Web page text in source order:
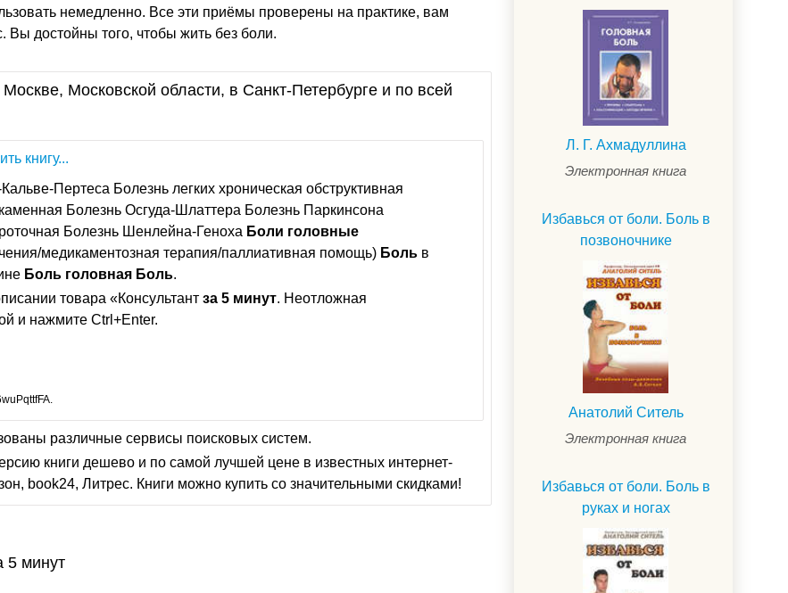
немедленно. Все эти приёмы проверены на практике, вам
достойны того, чтобы жить без боли.
Московской области, в Санкт-Петербурге и по всей
книгу...
Пертеса Болезнь легких хроническая обструктивная
Болезнь Осгуда-Шлаттера Болезнь Паркинсона
Болезнь Шенлейна-Геноха Боли головные
медикаментозная терапия/паллиативная помощь) Боль в
Боль головная Боль.
товара «Консультант за 5 минут. Неотложная
и нажмите Ctrl+Enter.
различные сервисы поисковых систем.
книги дешево и по самой лучшей цене в известных интернет-
book24, Литрес. Книги можно купить со значительными скидками!
5 минут
Л. Г. Ахмадуллина
Электронная книга
Избавься от боли. Боль в
позвоночнике
Анатолий Ситель
Электронная книга
Избавься от боли. Боль в
руках и ногах